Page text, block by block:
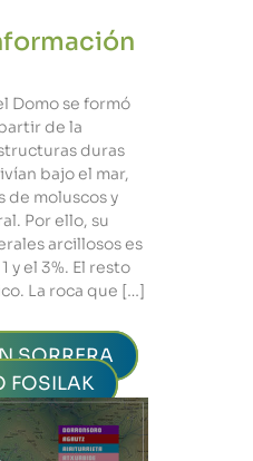
Domo se formó
de la
duras
bajo el mar,
de moluscos y
Por ello, su
arcillosos es
y el 3%. El resto
La roca que […]
SORRERA
FOSILAK